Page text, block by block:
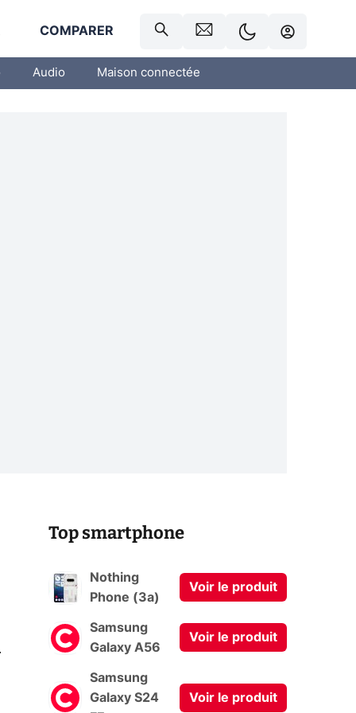
COMPARER
Audio Maison connectée
Top smartphone
Nothing
Phone (3a)
Voir le produit
Samsung
Galaxy A56
Voir le produit
Samsung
Galaxy S24
Voir le produit